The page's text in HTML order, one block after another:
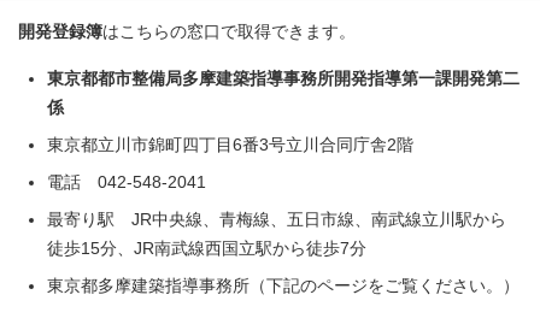
開発登録簿はこちらの窓口で取得できます。
東京都都市整備局多摩建築指導事務所開発指導第一課開発第二
係
東京都立川市錦町四丁目6番3号立川合同庁舎2階
電話 042-548-2041
最寄り駅 JR中央線、青梅線、五日市線、南武線立川駅から
徒歩15分、JR南武線西国立駅から徒歩7分
東京都多摩建築指導事務所（下記のページをご覧ください。）